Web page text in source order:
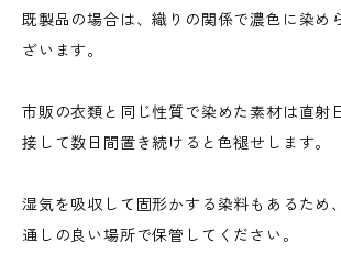
既製品の場合は、織りの関係で濃色に染め
ざいます。
市販の衣類と同じ性質で染めた素材は直射
接して数日間置き続けると色褪せします。
湿気を吸収して固形かする染料もあるため
通しの良い場所で保管してください。